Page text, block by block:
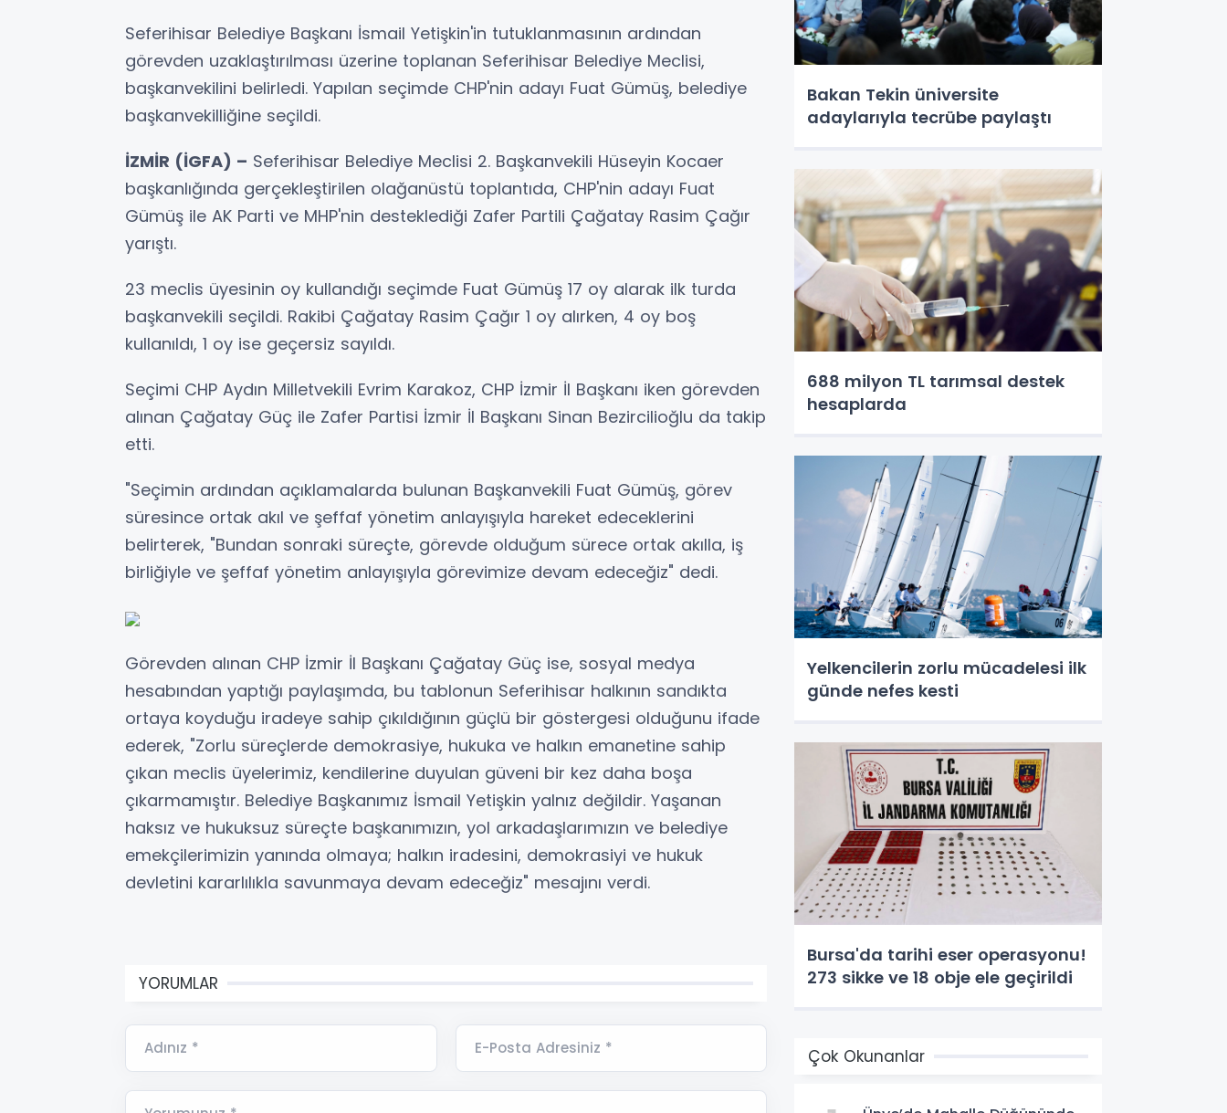
Seferihisar Belediye Başkanı İsmail Yetişkin'in tutuklanmasının ardından
görevden uzaklaştırılması üzerine toplanan Seferihisar Belediye Meclisi,
başkanvekilini belirledi. Yapılan seçimde CHP'nin adayı Fuat Gümüş, belediye
başkanvekilliğine seçildi.
İZMİR (İGFA) – Seferihisar Belediye Meclisi 2. Başkanvekili Hüseyin Kocaer
başkanlığında gerçekleştirilen olağanüstü toplantıda, CHP'nin adayı Fuat
Gümüş ile AK Parti ve MHP'nin desteklediği Zafer Partili Çağatay Rasim Çağır
yarıştı.
23 meclis üyesinin oy kullandığı seçimde Fuat Gümüş 17 oy alarak ilk turda
başkanvekili seçildi. Rakibi Çağatay Rasim Çağır 1 oy alırken, 4 oy boş
kullanıldı, 1 oy ise geçersiz sayıldı.
Seçimi CHP Aydın Milletvekili Evrim Karakoz, CHP İzmir İl Başkanı iken görevden
alınan Çağatay Güç ile Zafer Partisi İzmir İl Başkanı Sinan Bezircilioğlu da takip
etti.
"Seçimin ardından açıklamalarda bulunan Başkanvekili Fuat Gümüş, görev
süresince ortak akıl ve şeffaf yönetim anlayışıyla hareket edeceklerini
belirterek, "Bundan sonraki süreçte, görevde olduğum sürece ortak akılla, iş
birliğiyle ve şeffaf yönetim anlayışıyla görevimize devam edeceğiz" dedi.
Görevden alınan CHP İzmir İl Başkanı Çağatay Güç ise, sosyal medya
hesabından yaptığı paylaşımda, bu tablonun Seferihisar halkının sandıkta
ortaya koyduğu iradeye sahip çıkıldığının güçlü bir göstergesi olduğunu ifade
ederek, "Zorlu süreçlerde demokrasiye, hukuka ve halkın emanetine sahip
çıkan meclis üyelerimiz, kendilerine duyulan güveni bir kez daha boşa
çıkarmamıştır. Belediye Başkanımız İsmail Yetişkin yalnız değildir. Yaşanan
haksız ve hukuksuz süreçte başkanımızın, yol arkadaşlarımızın ve belediye
emekçilerimizin yanında olmaya; halkın iradesini, demokrasiyi ve hukuk
devletini kararlılıkla savunmaya devam edeceğiz" mesajını verdi.
YORUMLAR
Adınız * E-Posta Adresiniz *
Bakan Tekin üniversite
adaylarıyla tecrübe paylaştı
688 milyon TL tarımsal destek
hesaplarda
Yelkencilerin zorlu mücadelesi ilk
günde nefes kesti
Bursa'da tarihi eser operasyonu!
273 sikke ve 18 obje ele geçirildi
Çok Okunanlar